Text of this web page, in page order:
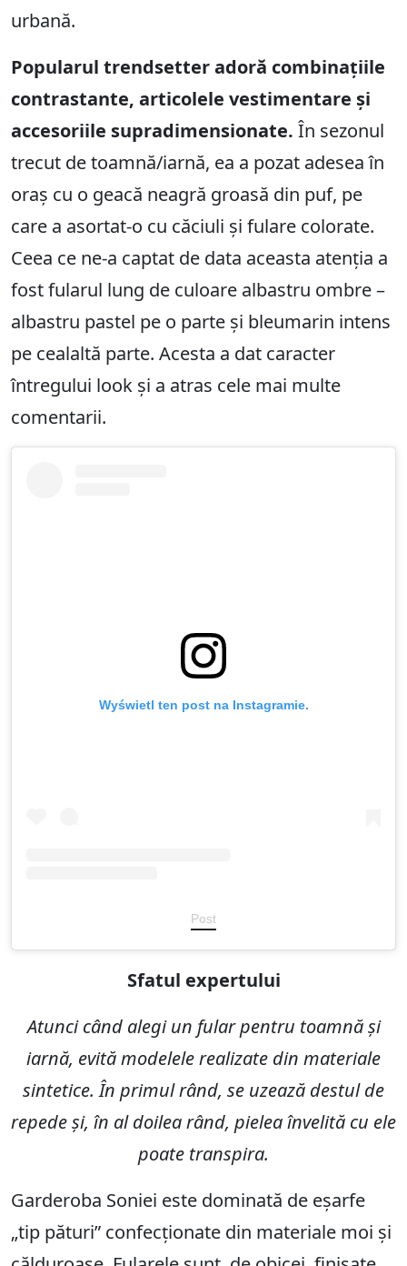
urbană.
Popularul trendsetter adoră combinațiile
contrastante, articolele vestimentare și
accesoriile supradimensionate. În sezonul
trecut de toamnă/iarnă, ea a pozat adesea în
oraș cu o geacă neagră groasă din puf, pe
care a asortat-o cu căciuli și fulare colorate.
Ceea ce ne-a captat de data aceasta atenția a
fost fularul lung de culoare albastru ombre –
albastru pastel pe o parte și bleumarin intens
pe cealaltă parte. Acesta a dat caracter
întregului look și a atras cele mai multe
comentarii.
Wyświetl ten post na Instagramie.
Post
Sfatul expertului
Atunci când alegi un fular pentru toamnă și
iarnă, evită modelele realizate din materiale
sintetice. În primul rând, se uzează destul de
repede și, în al doilea rând, pielea învelită cu ele
poate transpira.
Garderoba Soniei este dominată de eșarfe
„tip pături” confecționate din materiale moi și